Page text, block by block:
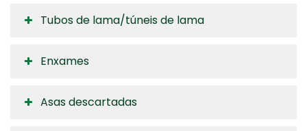
Tubos de lama/túneis de lama
Enxames
Asas descartadas